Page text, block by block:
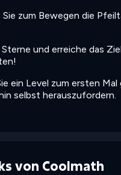
zum Bewegen die
Sterne und erreiche das
ein Level zum ersten
selbst herauszufordern.
von Coolmath